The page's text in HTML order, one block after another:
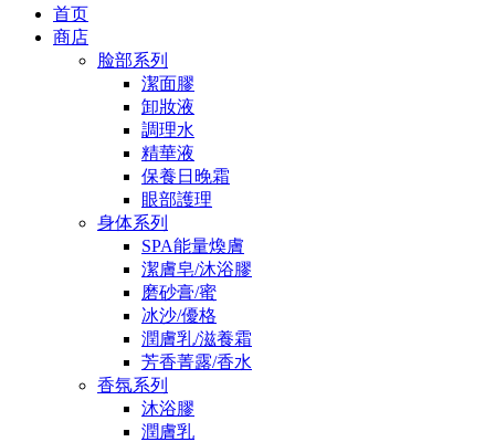
首页
商店
脸部系列
潔面膠
卸妝液
調理水
精華液
保養日晚霜
眼部護理
身体系列
SPA能量煥膚
潔膚皂/沐浴膠
磨砂膏/蜜
冰沙/優格
潤膚乳/滋養霜
芳香菁露/香水
香氛系列
沐浴膠
潤膚乳